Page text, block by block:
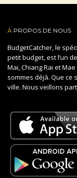
À PROPOS DE NOUS
BudgetCatcher, le
petit budget, est l’un
Mai, Chiang Rai et
sommes déjà. Que ce
ville. Nous veillons